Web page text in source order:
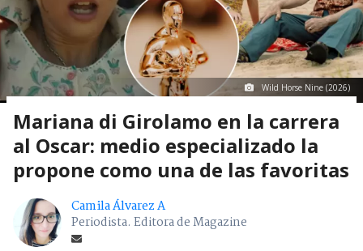
Wild Horse Nine (2026)
Mariana di Girolamo en la carrera
al Oscar: medio especializado la
propone como una de las favoritas
Camila Álvarez A
Periodista. Editora de Magazine